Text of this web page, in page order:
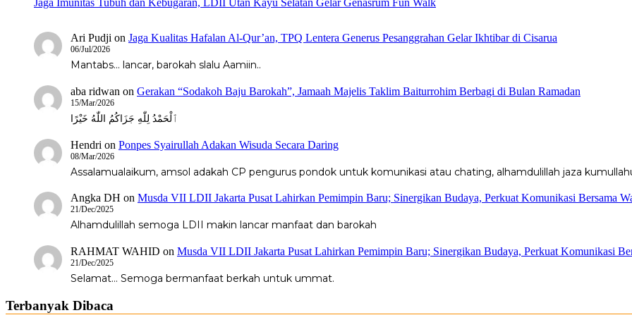
Jaga Imunitas Tubuh dan Kebugaran, LDII Utan Kayu Selatan Gelar Genasrum Fun Walk
Ari Pudji on Jaga Kualitas Hafalan Al-Qur’an, TPQ Lentera Generus Pesanggrahan Gelar Ikhtibar di Cisarua
06/Jul/2026
Mantabs... lancar, barokah slalu Aamiin..
aba ridwan on Gerakan “Sodakoh Baju Barokah”, Jamaah Majelis Taklim Baiturrohim Berbagi di Bulan Ramadan
15/Mar/2026
ٱلْحَمْدُ لِلّٰهِ جَزَاكُمُ اللّٰهُ خَيْرًا
Hendri on Ponpes Syairullah Adakan Wisuda Secara Daring
08/Mar/2026
Assalamualaikum, amsol adakah CP pengurus pondok untuk komunikasi atau chating, alhamdulillah jaza
Angka DH on Musda VII LDII Jakarta Pusat Lahirkan Pemimpin Baru; Sinergikan Budaya, Perkuat Komunikasi Bersama
21/Dec/2025
Alhamdulillah semoga LDII makin lancar manfaat dan barokah
RAHMAT WAHID on Musda VII LDII Jakarta Pusat Lahirkan Pemimpin Baru; Sinergikan Budaya, Perkuat Komunikasi
21/Dec/2025
Selamat... Semoga bermanfaat berkah untuk ummat.
Terbanyak Dibaca